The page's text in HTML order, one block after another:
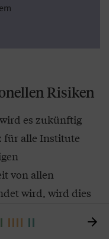
Risiken
es zukünftig
für alle Institute
von allen
wird, wird dies
